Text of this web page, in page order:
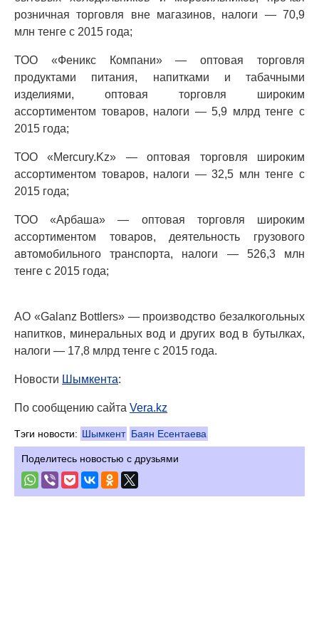
розничная торговля вне магазинов, налоги — 70,9
млн тенге с 2015 года;
ТОО «Феникс Компани» — оптовая торговля
продуктами питания, напитками и табачными
изделиями, оптовая торговля широким
ассортиментом товаров, налоги — 5,9 млрд тенге с
2015 года;
ТОО «Mercury.Kz» — оптовая торговля широким
ассортиментом товаров, налоги — 32,5 млн тенге с
2015 года;
ТОО «Арбаша» — оптовая торговля широким
ассортиментом товаров, деятельность грузового
автомобильного транспорта, налоги — 526,3 млн
тенге с 2015 года;
АО «Galanz Bottlers» — производство безалкогольных
напитков, минеральных вод и других вод в бутылках,
налоги — 17,8 млрд тенге с 2015 года.
Новости Шымкента:
По сообщению сайта Vera.kz
Тэги новости: Шымкент Баян Есентаева
Поделитесь новостью с друзьями